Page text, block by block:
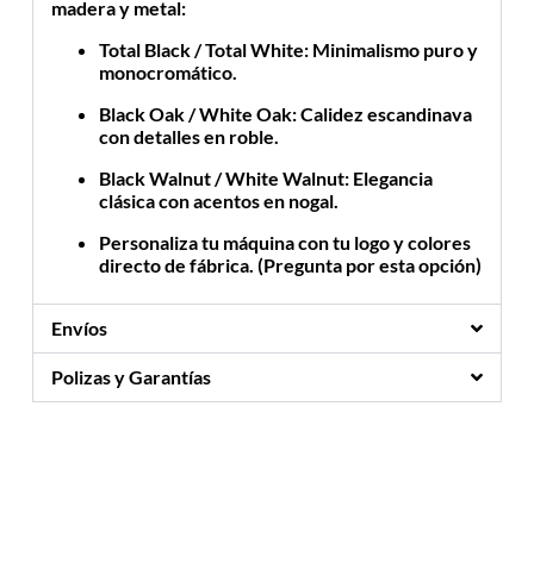
madera y metal:
Total Black / Total White:Minimalismo puro y
monocromático.
Black Oak / White Oak:Calidez escandinava
con detalles en roble.
Black Walnut / White Walnut:Elegancia
clásica con acentos en nogal.
Personaliza tu máquina con tu logo y colores
directo de fábrica. (Pregunta por esta opción)
Envíos
Polizas y Garantías